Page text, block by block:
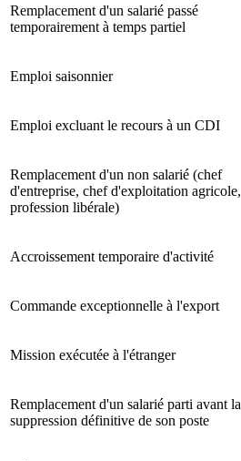
Remplacement d'un salarié passé
temporairement à temps partiel
Emploi saisonnier
Emploi excluant le recours à un CDI
Remplacement d'un non salarié (chef
d'entreprise, chef d'exploitation agricole,
profession libérale)
Accroissement temporaire d'activité
Commande exceptionnelle à l'export
Mission exécutée à l'étranger
Remplacement d'un salarié parti avant la
suppression définitive de son poste